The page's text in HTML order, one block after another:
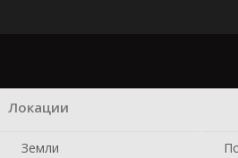
Локации
Земли